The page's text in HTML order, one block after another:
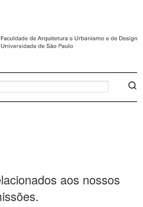
aos nossos